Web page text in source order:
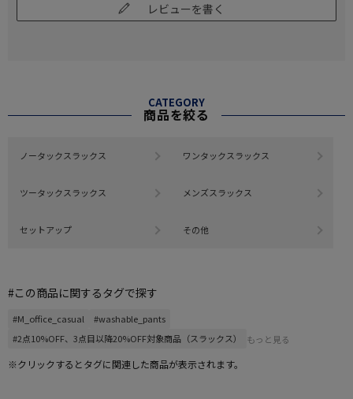
レビューを書く
CATEGORY
商品を絞る
ノータックスラックス ワンタックスラックス
ツータックスラックス メンズスラックス
セットアップ その他
#この商品に関するタグで探す
#M_office_casual
#washable_pants
#2点10%OFF、3点目以降20%OFF対象商品（スラックス）
もっと見る
※クリックするとタグに関連した商品が表示されます。